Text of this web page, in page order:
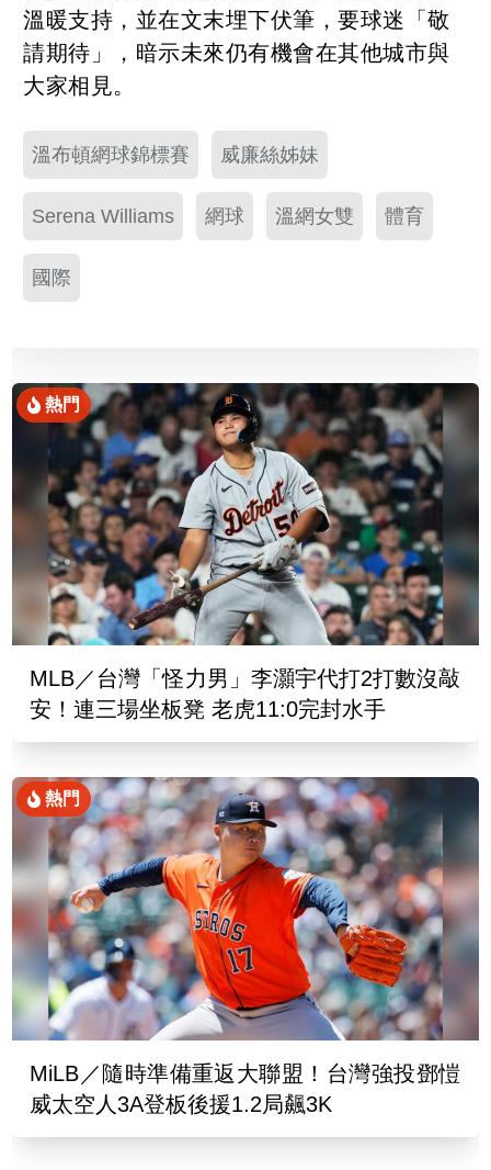
溫暖支持，並在文末埋下伏筆，要球迷「敬
請期待」，暗示未來仍有機會在其他城市與
大家相見。
溫布頓網球錦標賽 威廉絲姊妹
Serena Williams 網球 溫網女雙 體育
國際
熱門
MLB／台灣「怪力男」李灝宇代打2打數沒敲
安！連三場坐板凳 老虎11:0完封水手
熱門
MiLB／隨時準備重返大聯盟！台灣強投鄧愷
威太空人3A登板後援1.2局飆3K